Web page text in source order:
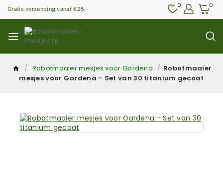
Gratis verzending vanaf €25,- 0 0
/ Robotmaaier mesjes voor Gardena / Robotmaaier
mesjes voor Gardena – Set van 30 titanium gecoat